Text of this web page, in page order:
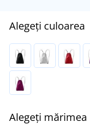
Alegeți culoarea
Alegeți mărimea